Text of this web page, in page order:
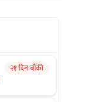
२१ दिन बाँकी